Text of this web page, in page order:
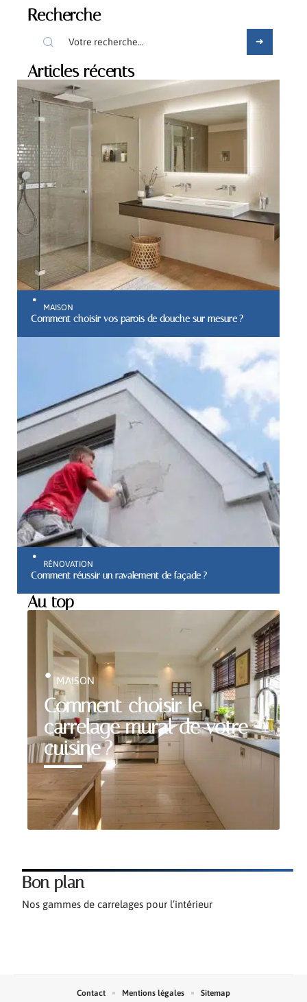
Recherche
Articles récents
MAISON
Comment choisir vos parois de douche sur mesure ?
RÉNOVATION
Comment réussir un ravalement de façade ?
Au top
Comment choisir le
carrelage mural de votre
cuisine ?
MAISON
Bon plan
Nos gammes de carrelages pour l’intérieur
Contact Mentions légales Sitemap